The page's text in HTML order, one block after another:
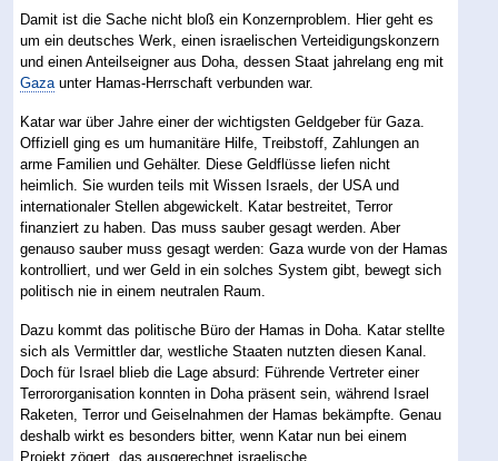
Damit ist die Sache nicht bloß ein Konzernproblem. Hier geht es
um ein deutsches Werk, einen israelischen Verteidigungskonzern
und einen Anteilseigner aus Doha, dessen Staat jahrelang eng mit
Gaza unter Hamas-Herrschaft verbunden war.
Katar war über Jahre einer der wichtigsten Geldgeber für Gaza.
Offiziell ging es um humanitäre Hilfe, Treibstoff, Zahlungen an
arme Familien und Gehälter. Diese Geldflüsse liefen nicht
heimlich. Sie wurden teils mit Wissen Israels, der USA und
internationaler Stellen abgewickelt. Katar bestreitet, Terror
finanziert zu haben. Das muss sauber gesagt werden. Aber
genauso sauber muss gesagt werden: Gaza wurde von der Hamas
kontrolliert, und wer Geld in ein solches System gibt, bewegt sich
politisch nie in einem neutralen Raum.
Dazu kommt das politische Büro der Hamas in Doha. Katar stellte
sich als Vermittler dar, westliche Staaten nutzten diesen Kanal.
Doch für Israel blieb die Lage absurd: Führende Vertreter einer
Terrororganisation konnten in Doha präsent sein, während Israel
Raketen, Terror und Geiselnahmen der Hamas bekämpfte. Genau
deshalb wirkt es besonders bitter, wenn Katar nun bei einem
Projekt zögert, das ausgerechnet israelische